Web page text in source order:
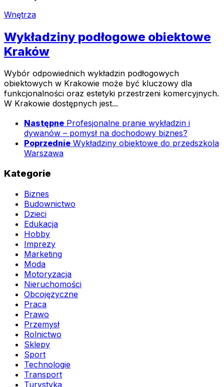
Wnętrza
Wykładziny podłogowe obiektowe
Kraków
Wybór odpowiednich wykładzin podłogowych
obiektowych w Krakowie może być kluczowy dla
funkcjonalności oraz estetyki przestrzeni komercyjnych.
W Krakowie dostępnych jest...
Następne Profesjonalne pranie wykładzin i
dywanów – pomysł na dochodowy biznes?
Poprzednie Wykładziny obiektowe do przedszkola
Warszawa
Kategorie
Biznes
Budownictwo
Dzieci
Edukacja
Hobby
Imprezy
Marketing
Moda
Motoryzacja
Nieruchomości
Obcojęzyczne
Praca
Prawo
Przemysł
Rolnictwo
Sklepy
Sport
Technologie
Transport
Turystyka